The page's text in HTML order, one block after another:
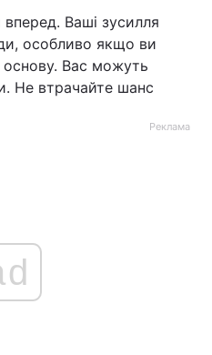
Ваші зусилля
особливо якщо ви
основу. Вас можуть
Не втрачайте шанс
Реклама